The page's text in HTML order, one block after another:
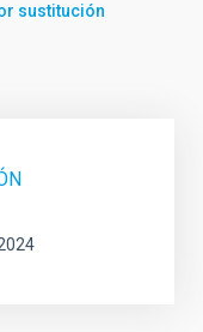
sustitución